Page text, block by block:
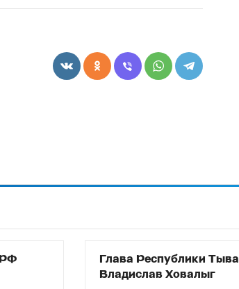
Глава Республики Тыва
Владислав Ховалыг